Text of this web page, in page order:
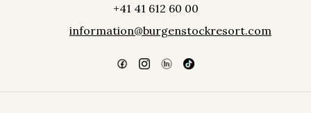
+41 41 612 60 00
information@burgenstockresort.com